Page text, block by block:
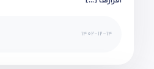
1402-12-14